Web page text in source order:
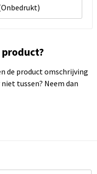
de product omschrijving
tussen? Neem dan